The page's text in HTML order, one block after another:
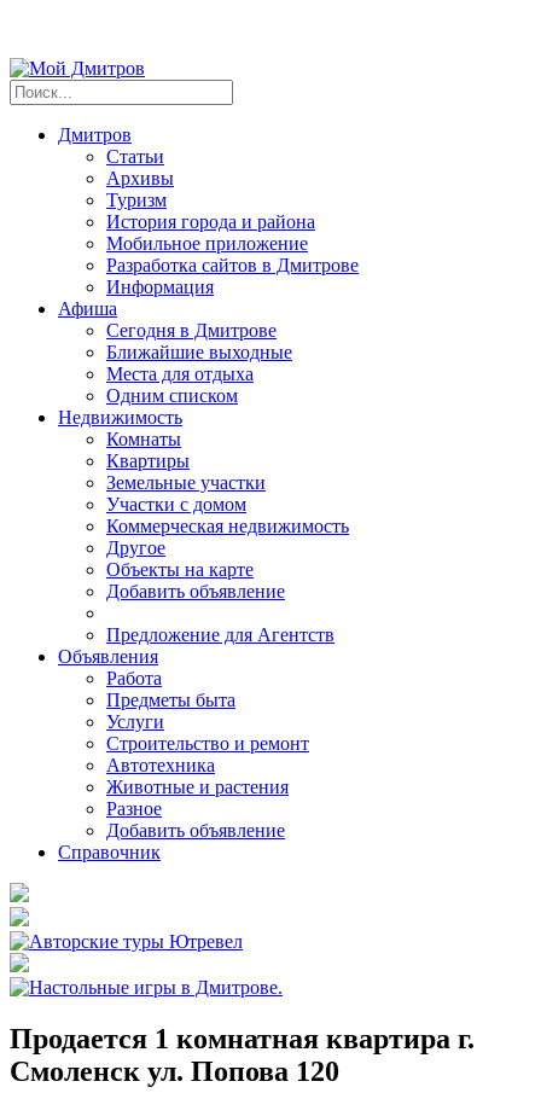
Дмитров
Статьи
Архивы
Туризм
История города и района
Мобильное приложение
Разработка сайтов в Дмитрове
Информация
Афиша
Сегодня в Дмитрове
Ближайшие выходные
Места для отдыха
Одним списком
Недвижимость
Комнаты
Квартиры
Земельные участки
Участки с домом
Коммерческая недвижимость
Другое
Объекты на карте
Добавить объявление
Предложение для Агентств
Объявления
Работа
Предметы быта
Услуги
Строительство и ремонт
Автотехника
Животные и растения
Разное
Добавить объявление
Справочник
Продается 1 комнатная квартира г.
Смоленск ул. Попова 120